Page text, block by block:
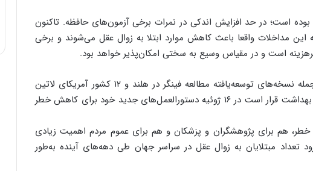
بوده است؛ در حد افزایش اندکی در نمرات برخی آزمون‌های حافظه. تاکنون
مداخلات واقعا باعث کاهش موارد ابتلا به زوال عقل می‌شوند و برخی
است و در مقیاس وسیع به‌ سختی امکان‌پذیر خواهد بود.
در همین ماه، نتایج چند مطالعه جدید از جمله نسخه‌های توسعه‌یافته مطالعه فینگر در هلند و ۱۲ کشور آمریکای لاتین
منتشر خواهد شد. همچنین سازمان جهانی بهداشت قرار است در ۱۶ ژوئیه دستورالعمل‌های جدید خود برای کاهش خطر
خطر، هم برای پژوهشگران و پزشکان و هم برای عموم مردم اهمیت زیادی
تعداد مبتلایان به زوال عقل در سراسر جهان طی دهه‌های آینده به‌طور